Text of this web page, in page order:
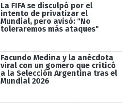
La FIFA se disculpó por el
intento de privatizar el
Mundial, pero avisó: "No
toleraremos más ataques"
Facundo Medina y la anécdota
viral con un gomero que criticó
a la Selección Argentina tras el
Mundial 2026